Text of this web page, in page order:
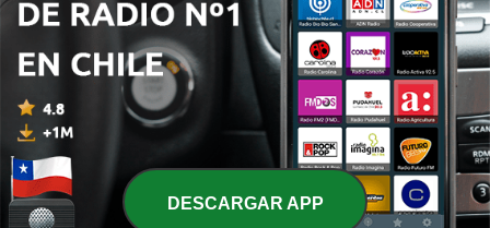
5 - Leitura do livro: Nem Por Uma Hora / Parte 1 Ele não
é Henry
13 sep. 2022
4 - Gênisis : A Primeira Família e Noé
24 ago. 2022
3 - Vamos ou ouvir, Histórias da Bíblia para crianças...
23 ago. 2022
DESCARGAR APP